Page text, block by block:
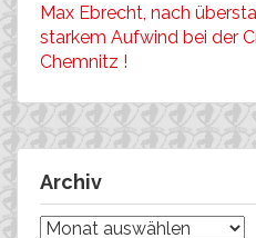
Max Ebrecht, nach
starkem Aufwind bei der
Chemnitz !
Archiv
Archiv